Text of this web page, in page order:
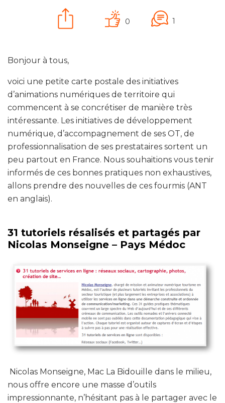
0 1
Bonjour à tous,
voici une petite carte postale des initiatives
d’animations numériques de territoire qui
commencent à se concrétiser de manière très
intéressante. Les initiatives de développement
numérique, d’accompagnement de ses OT, de
professionnalisation de ses prestataires sortent un
peu partout en France. Nous souhaitions vous tenir
informés de ces bonnes pratiques non exhaustives,
allons prendre des nouvelles de ces fourmis (ANT
en anglais).
31 tutoriels résalisés et partagés par
Nicolas Monseigne – Pays Médoc
Nicolas Monseigne, Mac La Bidouille dans le milieu,
nous offre encore une masse d’outils
impressionnante, n’hésitant pas à le partager avec le